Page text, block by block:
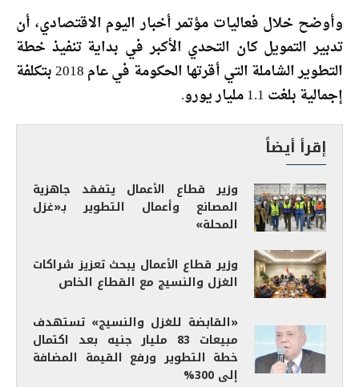
وأوضح خلال فعاليات مؤتمر أخبار اليوم الاقتصادي، أن
تدبير التمويل كان التحدي الأكبر في بداية تنفيذ خطة
التطوير الشاملة التي أقرتها الحكومة في عام 2018 بتكلفة
إجمالية بلغت 1.1 مليار يورو.
إقرأ أيضاً
وزير قطاع الأعمال يتفقد جاهزية
المصانع وأعمال التطوير بـ«غزل
المحلة»
وزير قطاع الأعمال يبحث تعزيز شراكات
الغزل والنسيج مع القطاع الخاص
«القابضة للغزل والنسيج» تستهدف
مبيعات 83 مليار جنيه بعد اكتمال
خطة التطوير ورفع القيمة المضافة
إلى 300%